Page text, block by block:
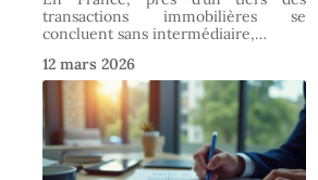
transactions immobilières se
concluent sans intermédiaire,…
12 mars 2026